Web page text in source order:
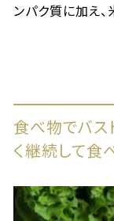
ンパク質に加え
食べ物でバス
く継続して食